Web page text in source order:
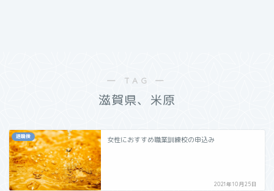
― TAG ―
滋賀県、米原
退職後 女性におすすめ職業訓練校の申込み
2021年10月25日